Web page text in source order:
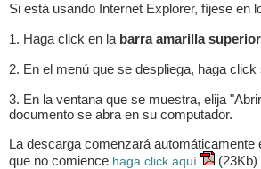
Si está usando Internet Explorer, fíjese en
1. Haga click en la barra amarilla superior
2. En el menú que se despliega, haga click
3. En la ventana que se muestra, elija
documento se abra en su computador.
La descarga comenzará
que no comience haga click aquí (23Kb)